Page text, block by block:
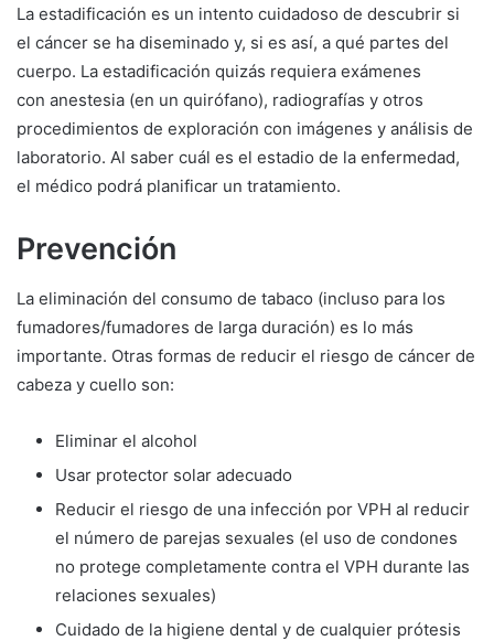
La estadificación es un intento cuidadoso de descubrir si
el cáncer se ha diseminado y, si es así, a qué partes del
cuerpo. La estadificación quizás requiera exámenes
con anestesia (en un quirófano), radiografías y otros
procedimientos de exploración con imágenes y análisis de
laboratorio. Al saber cuál es el estadio de la enfermedad,
el médico podrá planificar un tratamiento.
Prevención
La eliminación del consumo de tabaco (incluso para los
fumadores/fumadores de larga duración) es lo más
importante. Otras formas de reducir el riesgo de cáncer de
cabeza y cuello son:
Eliminar el alcohol
Usar protector solar adecuado
Reducir el riesgo de una infección por VPH al reducir
el número de parejas sexuales (el uso de condones
no protege completamente contra el VPH durante las
relaciones sexuales)
Cuidado de la higiene dental y de cualquier prótesis